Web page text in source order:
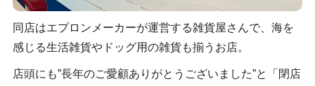
同店はエプロンメーカーが運営する雑貨屋さんで、海を
感じる生活雑貨やドッグ用の雑貨も揃うお店。
店頭にも”長年のご愛顧ありがとうございました”と「閉店